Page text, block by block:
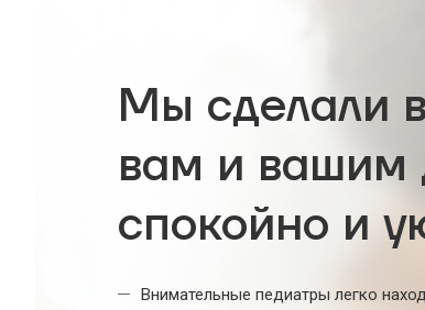
Мы сделали
вам и вашим
спокойно и
Внимательные педиатры легко